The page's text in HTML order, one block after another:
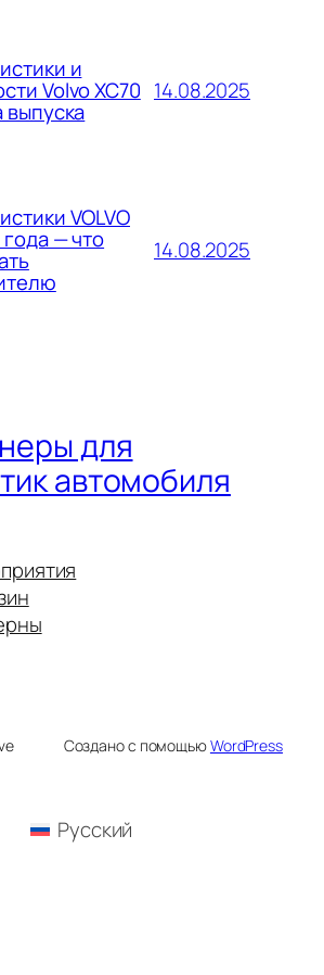
и
Volvo XC70
выпуска
14.08.2025
VOLVO
— что 14.08.2025
для
автомобиля
Создано с помощьюWordPress
Русский